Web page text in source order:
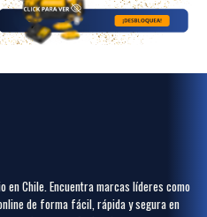
Chile. Encuentra marcas líderes como
de forma fácil, rápida y segura en